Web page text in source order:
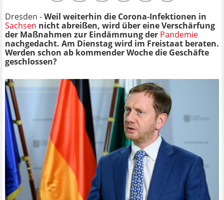
Dresden -Weil weiterhin die Corona-Infektionen in
Sachsen nicht abreißen, wird über eine Verschärfung
der Maßnahmen zur Eindämmung der Pandemie
nachgedacht. Am Dienstag wird im Freistaat beraten.
Werden schon ab kommender Woche die Geschäfte
geschlossen?